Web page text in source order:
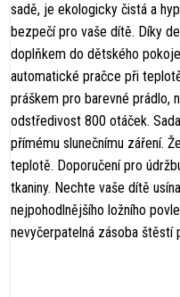
sadě, je ekologicky čistá a
bezpečí pro vaše dítě. Díky
doplňkem do dětského
automatické pračce při
práškem pro barevné prádlo,
odstředivost 800 otáček.
přímému slunečnímu záření.
teplotě. Doporučení pro
tkaniny. Nechte vaše dítě
nejpohodlnějšího ložního
nevyčerpatelná zásoba štěstí